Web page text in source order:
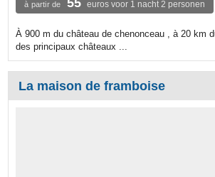
à partir de 55 euros voor 1 nacht 2 personen
À 900 m du château de chenonceau , à 20 km
des principaux châteaux ...
La maison de framboise